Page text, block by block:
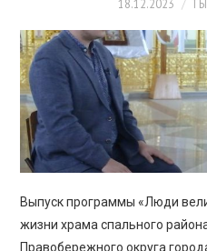
ПРОСВЕЩЕНИЕ
18.12.2023
Выпуск программы «Люди
жизни храма спального
Правобережного округа